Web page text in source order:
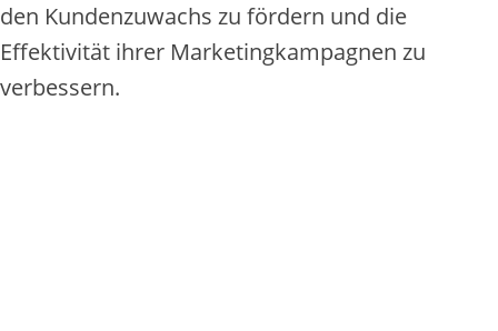
den Kundenzuwachs zu fördern und die
Effektivität ihrer Marketingkampagnen zu
verbessern.